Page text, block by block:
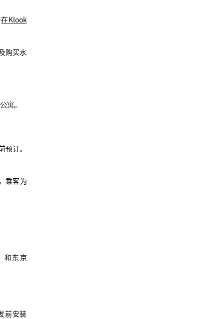
在Klook
购买水
寓。
订。
乘客为
和东京
前安装